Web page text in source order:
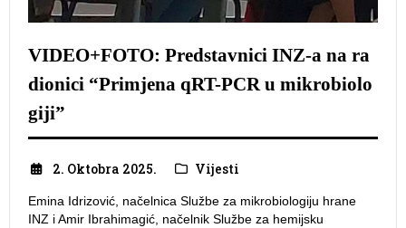
VIDEO+FOTO: Predstavnici INZ-a na ra
dionici “Primjena qRT-PCR u mikrobiolo
giji”
2. Oktobra 2025. Vijesti
Emina Idrizović, načelnica Službe za mikrobiologiju hrane
INZ i Amir Ibrahimagić, načelnik Službe za hemijsku